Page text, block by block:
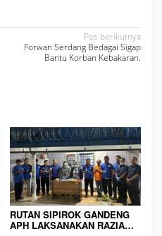
Pos berikutnya
Forwan Serdang Bedagai Sigap
Bantu Korban Kebakaran.
RUTAN SIPIROK GANDENG
APH LAKSANAKAN RAZIA